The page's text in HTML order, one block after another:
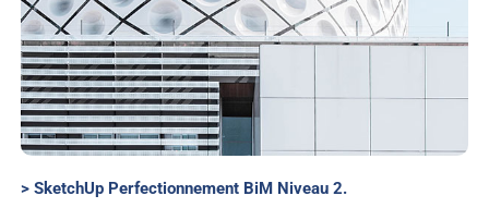
> SketchUp Perfectionnement BiM Niveau 2.